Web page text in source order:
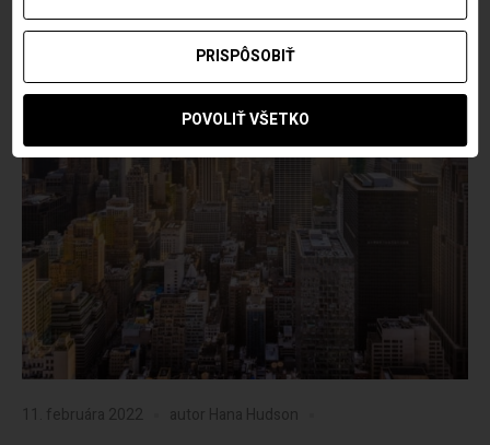
11. februára 2022 autor Hana Hudson
PRISPÔSOBIŤ
POVOLIŤ VŠETKO